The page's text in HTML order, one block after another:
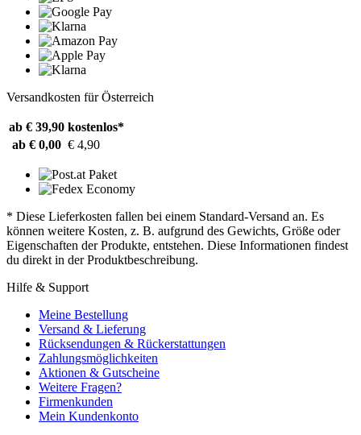
Versandkosten für Österreich
ab € 39,90 kostenlos*
ab € 0,00 € 4,90
* Diese Lieferkosten fallen bei einem Standard-Versand an. Es
können weitere Kosten, z. B. aufgrund des Gewichts, Größe oder
Eigenschaften der Produkte, entstehen. Diese Informationen findest
du direkt in der Produktbeschreibung.
Hilfe & Support
Meine Bestellung
Versand & Lieferung
Rücksendungen & Rückerstattungen
Zahlungsmöglichkeiten
Aktionen & Gutscheine
Weitere Fragen?
Firmenkunden
Mein Kundenkonto